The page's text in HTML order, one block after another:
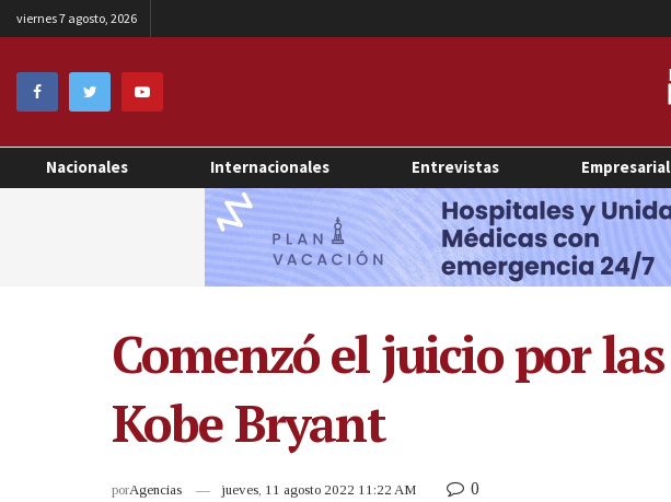
viernes 7 agosto, 2026
Nacionales Internacionales Entrevistas Empresarial
Comenzó el juicio por
Kobe Bryant
porAgencias jueves, 11 agosto 2022 11:22 AM 0